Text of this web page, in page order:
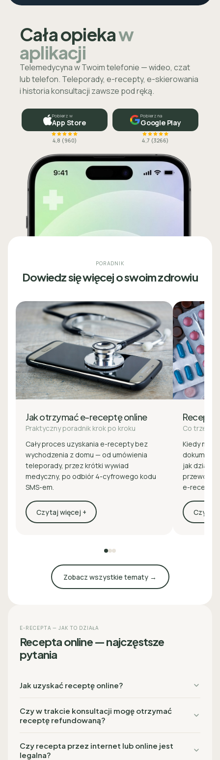
Cała opiekaw
aplikacji
Telemedycyna w Twoim telefonie — wideo, czat
lub telefon. Teleporady, e-recepty, e-skierowania
i historia konsultacji zawsze pod ręką.
Pobierz w
App Store
4,8 (960)
Pobierz na
Google Play
4,7 (3266)
PORADNIK
Dowiedz się więcej o swoim zdrowiu
Jak otrzymać e-receptę online
Praktyczny poradnik krok po kroku
Cały proces uzyskania e-recepty bez
wychodzenia z domu — od umówienia
teleporady, przez krótki wywiad
medyczny, po odbiór 4-cyfrowego kodu
SMS-em.
Czytaj więcej +
Recepta
Co trzeba
Kiedy
jak działa
e-
Czytaj
Zobacz wszystkie tematy →
E-RECEPTA — JAK TO DZIAŁA
Recepta online — najczęstsze
pytania
Jak uzyskać receptę online?
Czy w trakcie konsultacji mogę otrzymać
receptę refundowaną?
Czy recepta przez internet lub online jest
legalna?